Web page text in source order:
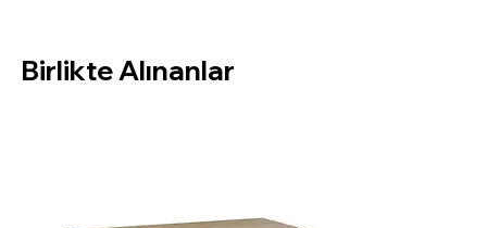
Birlikte Alınanlar